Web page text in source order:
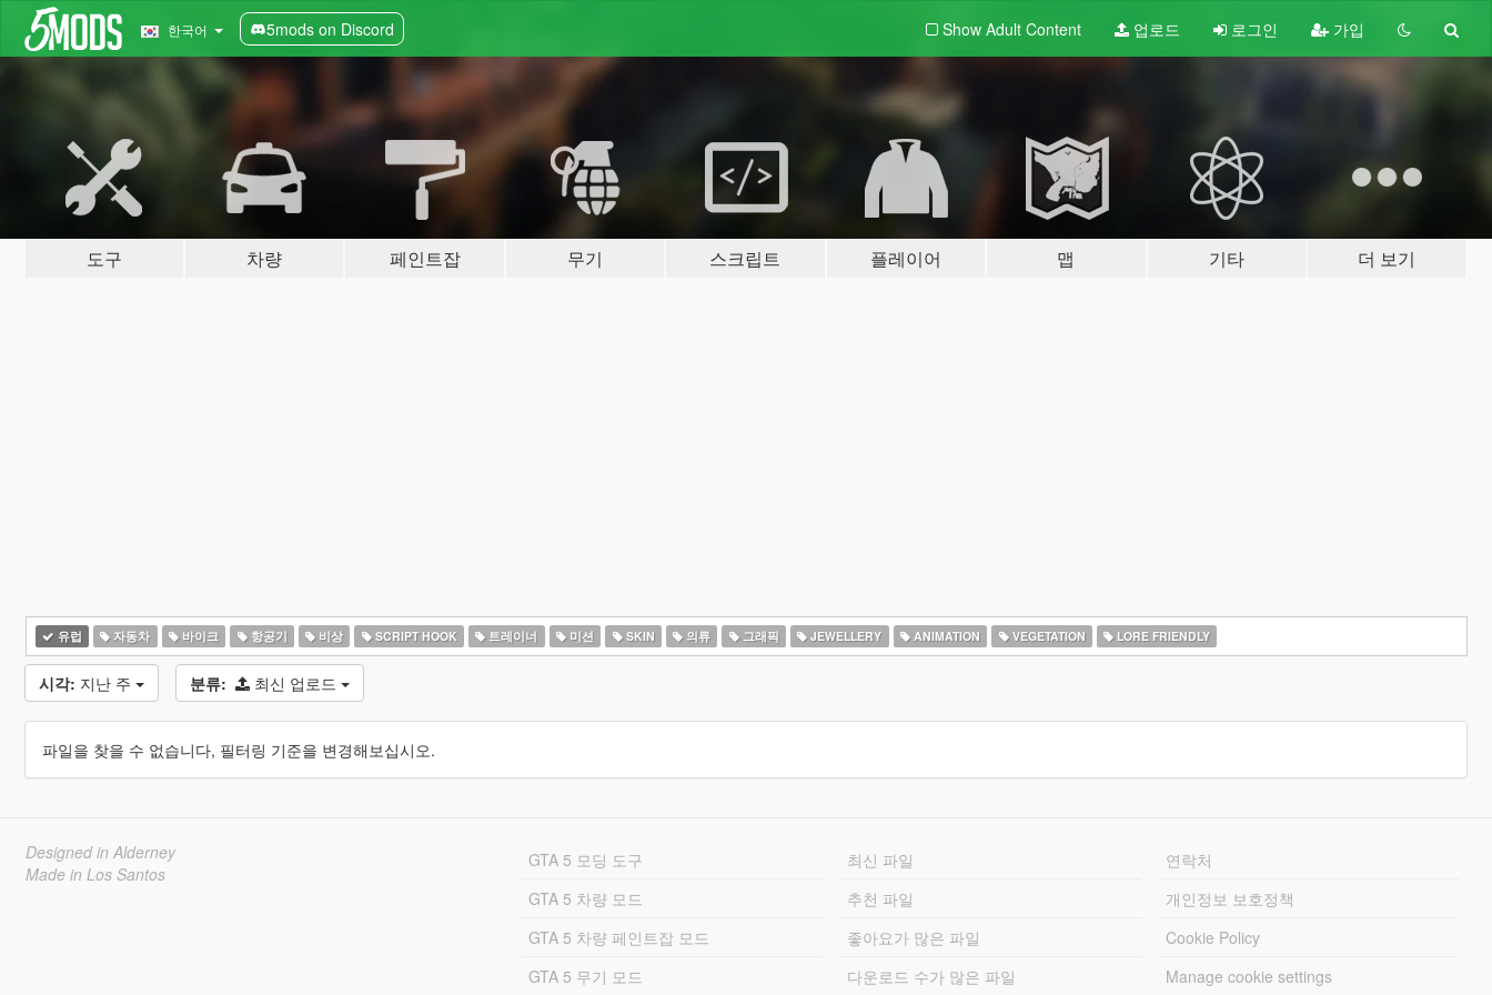
한국어 5mods on Discord Show Adult Content 업로드 로그인 가입
도구 차량 페인트잡 무기 스크립트 플레이어 맵 기타 더 보기
유럽 자동차 바이크 항공기 비상 SCRIPT HOOK 트레이너 미션 SKIN 의류 그래픽 JEWELLERY ANIMATION VEGETATION LORE FRIENDLY
시각: 지난 주 분류: 최신 업로드
파일을 찾을 수 없습니다, 필터링 기준을 변경해보십시오.
Designed in Alderney
Made in Los Santos
GTA 5 모딩 도구
GTA 5 차량 모드
GTA 5 차량 페인트잡 모드
GTA 5 무기 모드
최신 파일
추천 파일
좋아요가 많은 파일
다운로드 수가 많은 파일
연락처
개인정보 보호정책
Cookie Policy
Manage cookie settings